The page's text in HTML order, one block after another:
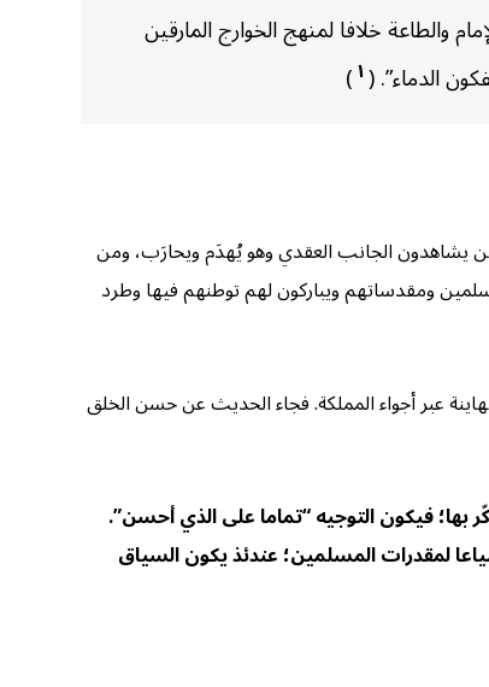
والطاعة خلافا لمنهج الخوارج المارقين
الدماء”. (١)
يشاهدون الجانب العقدي وهو يُهدَم ويحارَب، ومن
ومقدساتهم ويباركون لهم توطنهم فيها وطرد
عبر أجواء المملكة. فجاء الحديث عن حسن الخلق
بها؛ فيكون التوجيه “تماما على الذي أحسن”.
لمقدرات المسلمين؛ عندئذ يكون السياق